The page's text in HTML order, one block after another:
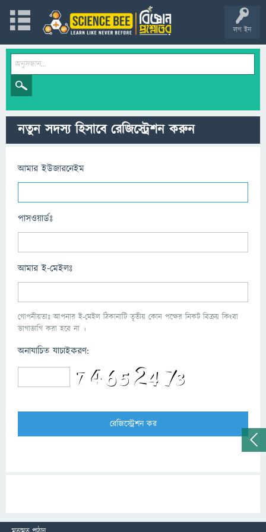
লগ ইন
নতুন সদস্য হিসাবে রেজিস্ট্রেশন করুন
আমার ইউজারনেইম
পাসওয়ার্ডঃ
আমার ই-মেইলঃ
গোপনীয়তাঃ আপনার ই-মেইল ঠিকানাটি তৃতীয় কোন পক্ষের নিকট বিক্রয় কিংবা
ভাগাভাগি করা হবে না ।
অনাযাচিত যাচাইকরণ: